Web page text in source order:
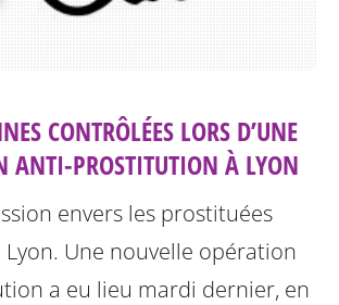
CONTRÔLÉES LORS D’UNE
ANTI-PROSTITUTION À LYON
envers les prostituées
Une nouvelle opération
a eu lieu mardi dernier, en